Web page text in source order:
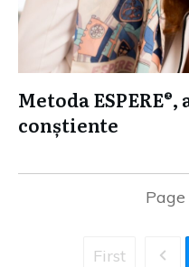
Metoda
conștiente
Page
First